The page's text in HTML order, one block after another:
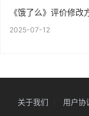
《饿了么》评价修改
2025-07-12
关于我们 用户协